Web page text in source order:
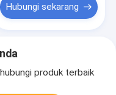
Hubungi sekarang
produk terbaik